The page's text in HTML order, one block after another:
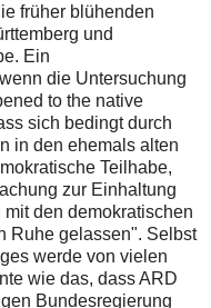
früher blühenden
und
Ein
die Untersuchung
to the native
sich bedingt durch
in den ehemals alten
Teilhabe,
zur Einhaltung
den demokratischen
Ruhe gelassen". Selbst
werde von vielen
wie das, dass ARD
Bundesregierung